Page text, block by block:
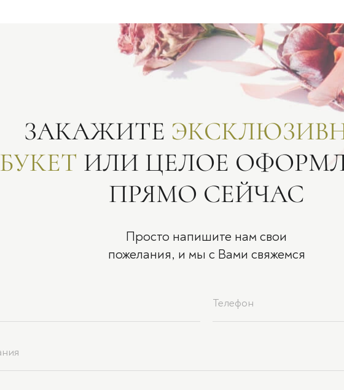
ЗАКАЖИТЕ
БУКЕТ ИЛИ ЦЕЛОЕ
ПРЯМО СЕЙЧАС
Просто напишите нам свои
пожелания, и мы с Вами свяжемся